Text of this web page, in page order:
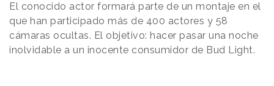
El conocido actor formará parte de un montaje en el
que han participado más de 400 actores y 58
cámaras ocultas. El objetivo: hacer pasar una noche
inolvidable a un inocente consumidor de Bud Light.